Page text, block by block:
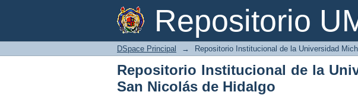
Repositorio
Repositorio Institucional de la
DSpace Principal → Repositorio Institucional de la Universidad
Repositorio Institucional de la
San Nicolás de Hidalgo